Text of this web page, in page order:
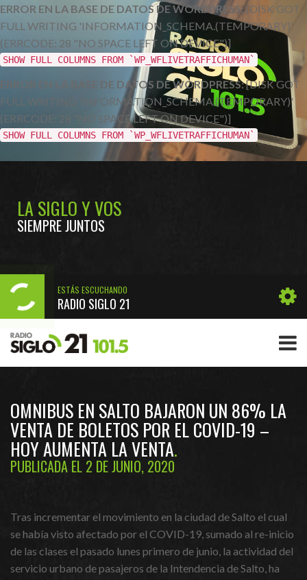
ERROR EN LA BASE DE DATOS DE WORDPRESS:[DISK GOT
FULL WRITING 'INFORMATION_SCHEMA.(TEMPORARY)'
(ERRCODE: 28 "NO SPACE LEFT ON DEVICE")]
SHOW FULL COLUMNS FROM `WP_WFLIVETRAFFICHUMAN`
ERROR EN LA BASE DE DATOS DE WORDPRESS:[DISK GOT
FULL WRITING 'INFORMATION_SCHEMA.(TEMPORARY)'
(ERRCODE: 28 "NO SPACE LEFT ON DEVICE")]
SHOW FULL COLUMNS FROM `WP_WFLIVETRAFFICHUMAN`
LA SIGLO Y VOS
SIEMPRE JUNTOS
ESTÁS ESCUCHANDO
RADIO SIGLO 21
OMNIBUS EN SALTO BAJARON UN 86% LA
VENTA DE BOLETOS POR EL COVID-19 –
HOY AUMENTA LA VENTA
PUBLICADA EL 2 DE JUNIO, 2020
Tras incrementar el movimiento en la ciudad de Salto el cual
se había visto afectado por el COVID-19, sumado al re-inicio
de las clases el pasado lunes primero de junio, la actividad del
servicio urbano de pasajeros de la Intendencia de Salto, ha